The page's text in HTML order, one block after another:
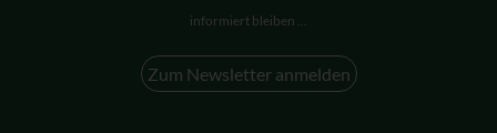
informiert bleiben ...
Zum Newsletter anmelden